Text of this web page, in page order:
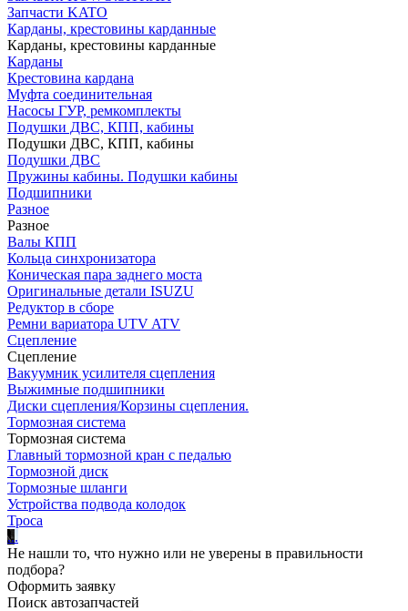
Запчасти KATO
Карданы, крестовины карданные
Карданы, крестовины карданные
Карданы
Крестовина кардана
Муфта соединительная
Насосы ГУР, ремкомплекты
Подушки ДВС, КПП, кабины
Подушки ДВС, КПП, кабины
Подушки ДВС
Пружины кабины. Подушки кабины
Подшипники
Разное
Разное
Валы КПП
Кольца синхронизатора
Коническая пара заднего моста
Оригинальные детали ISUZU
Редуктор в сборе
Ремни вариатора UTV ATV
Сцепление
Сцепление
Вакуумник усилителя сцепления
Выжимные подшипники
Диски сцепления/Корзины сцепления.
Тормозная система
Тормозная система
Главный тормозной кран с педалью
Тормозной диск
Тормозные шланги
Устройства подвода колодок
Троса
...
Не нашли то, что нужно или не уверены в правильности
подбора?
Оформить заявку
Поиск автозапчастей